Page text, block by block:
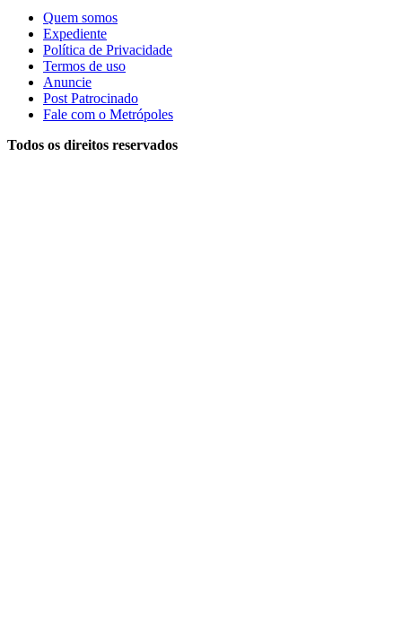
Quem somos
Expediente
Política de Privacidade
Termos de uso
Anuncie
Post Patrocinado
Fale com o Metrópoles
Todos os direitos reservados